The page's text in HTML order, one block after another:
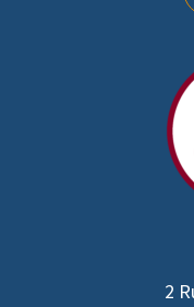
2